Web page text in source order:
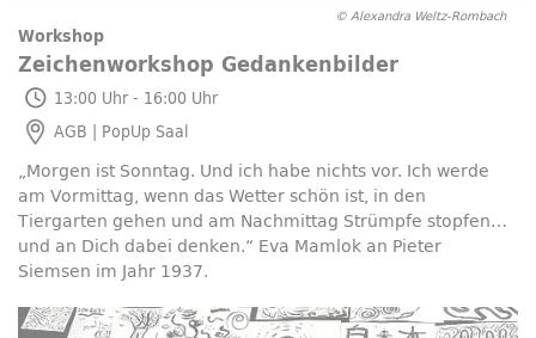
© Alexandra Weltz-Rombach
Workshop
Zeichenworkshop Gedankenbilder
So, 09.08.2026
13:00 Uhr - 16:00 Uhr
AGB | PopUp Saal
„Morgen ist Sonntag. Und ich habe nichts vor. Ich werde
am Vormittag, wenn das Wetter schön ist, in den
Tiergarten gehen und am Nachmittag Strümpfe stopfen
und an Dich dabei denken.“ Eva Mamlok an Pieter
Siemsen im Jahr 1937.